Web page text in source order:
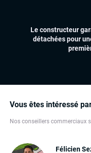
Vous êtes intéressé
Nos conseillers commerciaux
Félicien
Accès et démarrage mains
Affichage tête haute
Sièges chauffants
ÉLECTRONIQUE
embarqué)
Le constructeur
détachées pour